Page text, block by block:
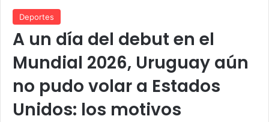
Deportes
A un día del debut en el
Mundial 2026, Uruguay aún
no pudo volar a Estados
Unidos: los motivos